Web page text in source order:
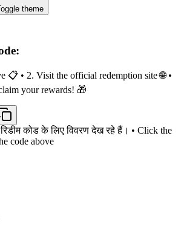
theme
📋 • 2. Visit the official redemption site 🌐 •
your rewards! 🎁
कोड के लिए विवरण देख रहे हैं। • Click the
code above